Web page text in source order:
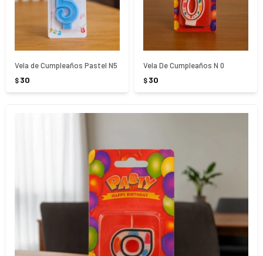
Vela de Cumpleaños Pastel N5
$ 30
Vela De Cumpleaños N 0
$ 30